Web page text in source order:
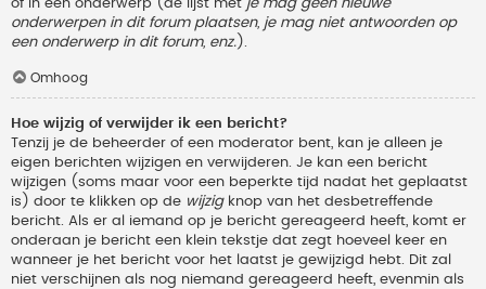
onderwerpen in dit forum plaatsen, je mag niet antwoorden op
een onderwerp in dit forum, enz. ).
Omhoog
Hoe wijzig of verwijder ik een bericht?
Tenzij je de beheerder of een moderator bent, kan je alleen je
eigen berichten wijzigen en verwijderen. Je kan een bericht
wijzigen (soms maar voor een beperkte tijd nadat het geplaatst
is) door te klikken op de wijzigknop van het desbetreffende
bericht. Als er al iemand op je bericht gereageerd heeft, komt er
onderaan je bericht een klein tekstje dat zegt hoeveel keer en
wanneer je het bericht voor het laatst je gewijzigd hebt. Dit zal
niet verschijnen als nog niemand gereageerd heeft, evenmin als